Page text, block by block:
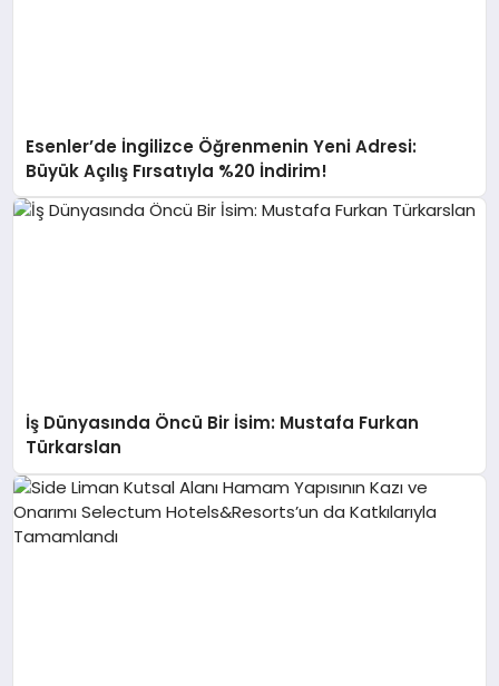
Esenler’de İngilizce Öğrenmenin Yeni Adresi:
Büyük Açılış Fırsatıyla %20 İndirim!
İş Dünyasında Öncü Bir İsim: Mustafa Furkan
Türkarslan